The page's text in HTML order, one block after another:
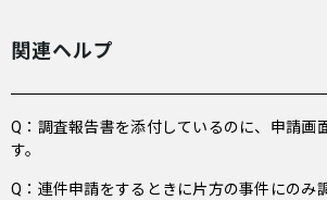
関連ヘルプ
Q：調査報告書を添付しているのに、申請画
す。
Q：連件申請をするときに片方の事件にのみ